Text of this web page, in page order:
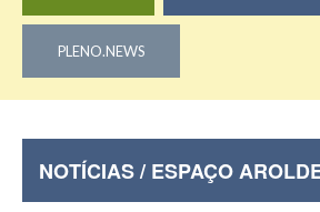
PLENO.NEWS
NOTÍCIAS / ESPAÇO